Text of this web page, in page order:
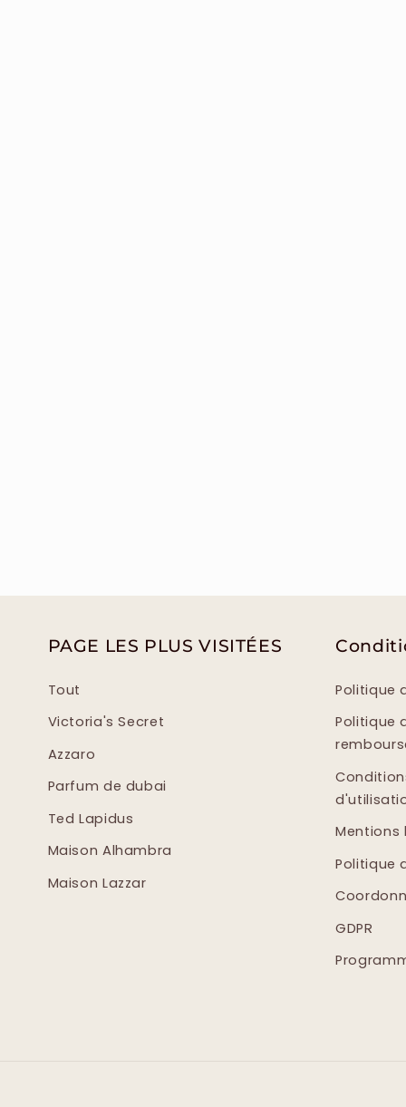
PAGE LES PLUS VISITÉES
Tout
Victoria's Secret
Azzaro
Parfum de dubai
Ted Lapidus
Maison Alhambra
Maison Lazzar
Politique
Politique
Mentions
Politique
GDPR